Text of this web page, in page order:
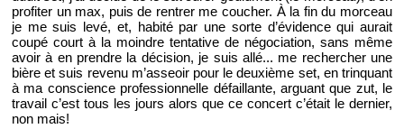
pro­fi­ter un max, puis de ren­trer me cou­cher. À la fin du mor­ceau
je me suis levé, et, ha­bité par une sorte d’évi­dence qui au­rait
coupé court à la moindre ten­ta­tive de né­go­cia­tion, sans même
avoir à en prendre la dé­ci­sion, je suis allé... me re­cher­cher une
bière et suis re­venu m’as­seoir pour le deuxième set, en trin­quant
à ma conscience pro­fes­sion­nelle dé­faillante, ar­guant que zut, le
tra­vail c’est tous les jours alors que ce concert c’était le der­nier,
non mais!